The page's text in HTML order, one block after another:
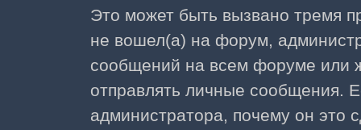
Это может быть вызвано тремя
не вошел(а) на форум,
сообщений на всем форуме или
отправлять личные сообщения.
администратора, почему он это